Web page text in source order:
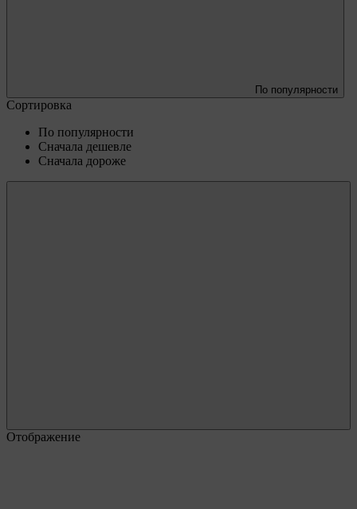
По популярности
Сортировка
По популярности
Сначала дешевле
Сначала дороже
Отображение